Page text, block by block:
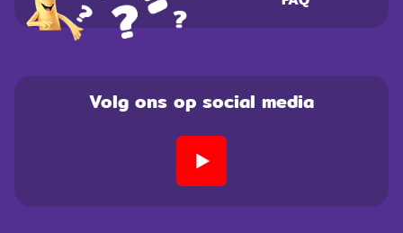
Volg ons op social media